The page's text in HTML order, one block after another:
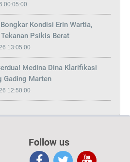
00:05:00
Kondisi Erin Wartia,
Psikis Berat
13:05:00
Medina Dina Klarifikasi
Gading Marten
12:50:00
Follow us